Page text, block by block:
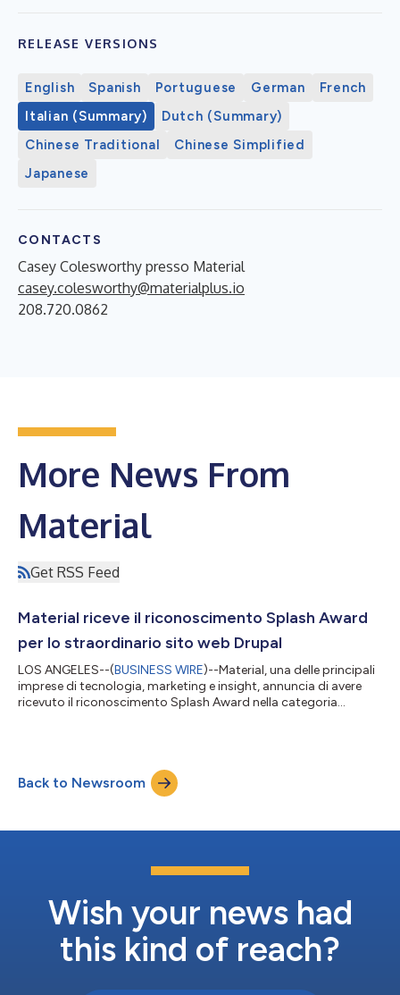
RELEASE VERSIONS
English Spanish Portuguese German
French
Italian (Summary)
Dutch (Summary)
Chinese Traditional
Chinese Simplified
Japanese
CONTACTS
Casey Colesworthy presso Material
casey.colesworthy@materialplus.io
208.720.0862
More News From
Material
Get RSS Feed
Material riceve il riconoscimento Splash Award
per lo straordinario sito web Drupal
LOS ANGELES--(BUSINESS WIRE)--Material, una delle principali
imprese di tecnologia, marketing e insight, annuncia di avere
ricevuto il riconoscimento Splash Award nella categoria
Limited. Il primo riconoscimento in assoluto Splash Award per
DrupalCon Singapore è stato conferito per esperienze digitali e
Back to Newsroom
Wish your news had
this kind of reach?